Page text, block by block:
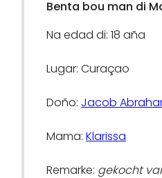
Benta bou man di
Na edad di: 18 aña
Lugar: Curaçao
Doño: Jacob
Mama:Klarissa
Remarke: gekocht